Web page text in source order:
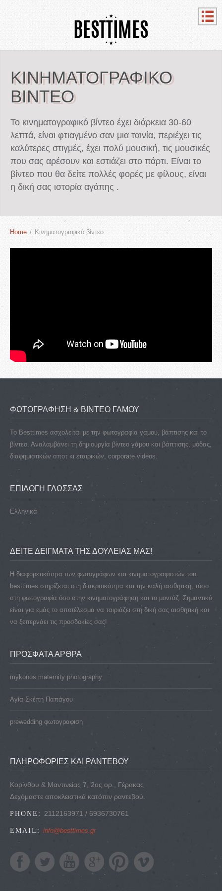
ΚΙΝΗΜΑΤΟΓΡΑΦΙΚΌ
ΒΊΝΤΕΟ
Το κινηματογραφικό βίντεο έχει διάρκεια 30-60
λεπτά, είναι φτιαγμένο σαν μια ταινία, περιέχει τις
καλύτερες στιγμές, έχει πολύ μουσική, τις μουσικές
που σας αρέσουν και εστιάζει στο πάρτι. Είναι το
βίντεο που θα δείτε πολλές φορές με φίλους, είναι
η δική σας ιστορία αγάπης .
Home / Κινηματογραφικό βίντεο
ΦΩΤΟΓΡΑΦΗΣΗ & ΒΙΝΤΕΟ ΓΑΜΟΥ
To Besttimes ασχολείται με την φωτογραφία γάμου, βάπτισης και το
βίντεο. Αναλαμβάνει τη δημιουργία βίντεο γάμου και βάπτισης, μόδας,
διαφημιστικών σποτ κι εταιρικών, corporate videos.
ΕΠΙΛΟΓΗ ΓΛΩΣΣΑΣ
Ελληνικά
ΔΕΙΤΕ ΔΕΙΓΜΑΤΑ ΤΗΣ ΔΟΥΛΕΙΑΣ ΜΑΣ!
Η διαφορετικότητα των φωτογράφων και κινηματογραφιστών του
besttimes στηρίζεται στη διακριτικότητα και την καλή αισθητική, τόσο
στη φωτογραφία όσο στην κινηματογράφηση και το μοντάζ. Σημαντικό
είναι για εμάς το αποτέλεσμα να ταιριάζει στη δική σας αισθητική και
να ξεπερνάει τις προσδοκίες σας!
ΠΡΌΣΦΑΤΑ ΆΡΘΡΑ
mykonos maternity photography
Αγία Σκέπη Παπάγου
prewedding φωτογραφιση
ΠΛΗΡΟΦΟΡΙΕΣ ΚΑΙ ΡΑΝΤΕΒΟΥ
Κορίνθου & Μαντινείας 7, 2ος ορ., Γέρακας
Δεχόμαστε αποκλειστικά κατόπιν ραντεβού.
PHONE: 2112163971 / 6936730761
EMAIL: info@besttimes.gr